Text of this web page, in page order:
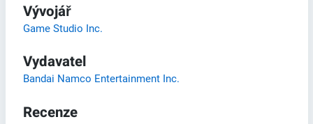
Vývojář
Game Studio Inc.
Vydavatel
Bandai Namco Entertainment Inc.
Recenze